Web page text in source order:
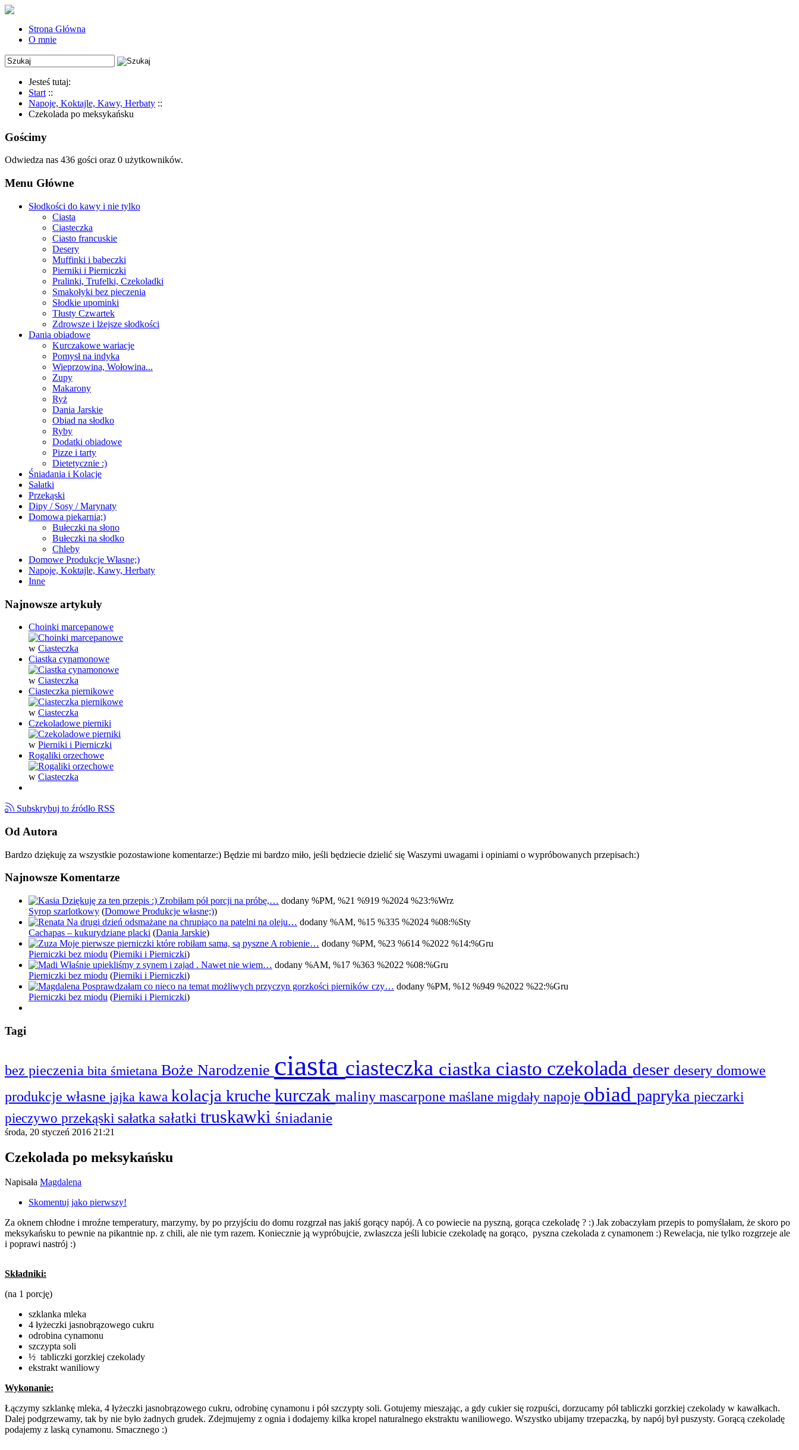
Strona Główna
O mnie
Jesteś tutaj:
Start ::
Napoje, Koktajle, Kawy, Herbaty ::
Czekolada po meksykańsku
Gościmy
Odwiedza nas 436 gości oraz 0 użytkowników.
Menu Główne
Słodkości do kawy i nie tylko
Ciasta
Ciasteczka
Ciasto francuskie
Desery
Muffinki i babeczki
Pierniki i Pierniczki
Pralinki, Trufelki, Czekoladki
Smakołyki bez pieczenia
Słodkie upominki
Tłusty Czwartek
Zdrowsze i lżejsze słodkości
Dania obiadowe
Kurczakowe wariacje
Pomysł na indyka
Wieprzowina, Wołowina...
Zupy
Makarony
Ryż
Dania Jarskie
Obiad na słodko
Ryby
Dodatki obiadowe
Pizze i tarty
Dietetycznie :)
Śniadania i Kolacje
Sałatki
Przekąski
Dipy / Sosy / Marynaty
Domowa piekarnia;)
Bułeczki na słono
Bułeczki na słodko
Chleby
Domowe Produkcje Własne;)
Napoje, Koktajle, Kawy, Herbaty
Inne
Najnowsze artykuły
Choinki marcepanowe
w Ciasteczka
Ciastka cynamonowe
w Ciasteczka
Ciasteczka piernikowe
w Ciasteczka
Czekoladowe pierniki
w Pierniki i Pierniczki
Rogaliki orzechowe
w Ciasteczka
Subskrybuj to źródło RSS
Od Autora
Bardzo dziękuję za wszystkie pozostawione komentarze:) Będzie mi bardzo miło, jeśli będziecie dzielić się Waszymi uwagami i opiniami o wypróbowanych przepisach:)
Najnowsze Komentarze
Dziękuję za ten przepis :) Zrobiłam pół porcji na próbę,… dodany %PM, %21 %919 %2024 %23:%Wrz
Syrop szarlotkowy (Domowe Produkcje własne;))
Na drugi dzień odsmażane na chrupiąco na patelni na oleju… dodany %AM, %15 %335 %2024 %08:%Sty
Cachapas – kukurydziane placki (Dania Jarskie)
Moje pierwsze pierniczki które robiłam sama, są pyszne A robienie… dodany %PM, %23 %614 %2022 %14:%Gru
Pierniczki bez miodu (Pierniki i Pierniczki)
Właśnie upiekliśmy z synem i zajad . Nawet nie wiem… dodany %AM, %17 %363 %2022 %08:%Gru
Pierniczki bez miodu (Pierniki i Pierniczki)
Posprawdzałam co nieco na temat możliwych przyczyn gorzkości pierników czy… dodany %PM, %12 %949 %2022 %22:%Gru
Pierniczki bez miodu (Pierniki i Pierniczki)
Tagi
bez pieczenia bita śmietana Boże Narodzenie ciasta ciasteczka ciastka ciasto czekolada deser desery domowe
produkcje własne jajka kawa kolacja kruche kurczak maliny mascarpone maślane migdały napoje obiad papryka pieczarki
pieczywo przekąski sałatka sałatki truskawki śniadanie
środa, 20 styczeń 2016 21:21
Czekolada po meksykańsku
Napisała Magdalena
Skomentuj jako pierwszy!
Za oknem chłodne i mroźne temperatury, marzymy, by po przyjściu do domu rozgrzał nas jakiś gorący napój. A co powiecie na pyszną, gorąca czekoladę ? :) Jak zobaczyłam przepis to pomyślałam, że skoro po
meksykańsku to pewnie na pikantnie np. z chili, ale nie tym razem. Koniecznie ją wypróbujcie, zwłaszcza jeśli lubicie czekoladę na gorąco, pyszna czekolada z cynamonem :) Rewelacja, nie tylko rozgrzeje ale
i poprawi nastrój :)
Składniki:
(na 1 porcję)
szklanka mleka
4 łyżeczki jasnobrązowego cukru
odrobina cynamonu
szczypta soli
½ tabliczki gorzkiej czekolady
ekstrakt waniliowy
Wykonanie:
Łączymy szklankę mleka, 4 łyżeczki jasnobrązowego cukru, odrobinę cynamonu i pół szczypty soli. Gotujemy mieszając, a gdy cukier się rozpuści, dorzucamy pół tabliczki gorzkiej czekolady w kawałkach.
Dalej podgrzewamy, tak by nie było żadnych grudek. Zdejmujemy z ognia i dodajemy kilka kropel naturalnego ekstraktu waniliowego. Wszystko ubijamy trzepaczką, by napój był puszysty. Gorącą czekoladę
podajemy z laską cynamonu. Smacznego :)